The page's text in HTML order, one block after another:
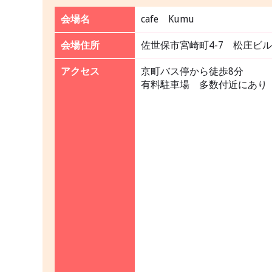
会場名 cafe Kumu
会場住所 佐世保市宮崎町4-7 松庄ビ
アクセス
京町バス停から徒歩8分
有料駐車場 多数付近にあり